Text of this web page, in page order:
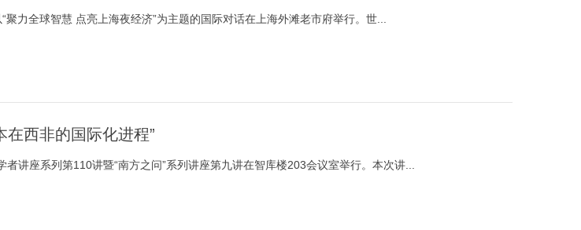
力全球智慧 点亮上海夜经济”为主题的国际对话在上海外滩老市府举行。世...
在西非的国际化进程”
讲座系列第110讲暨“南方之问”系列讲座第九讲在智库楼203会议室举行。本次讲...